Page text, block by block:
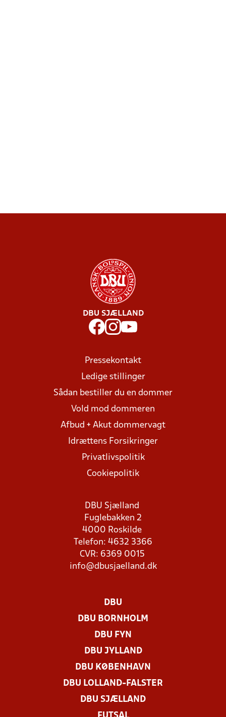
DBU SJÆLLAND
Pressekontakt
Ledige stillinger
Sådan bestiller du en dommer
Vold mod dommeren
Afbud + Akut dommervagt
Idrættens Forsikringer
Privatlivspolitik
Cookiepolitik
DBU Sjælland
Fuglebakken 2
4000 Roskilde
Telefon: 4632 3366
CVR: 6369 0015
info@dbusjaelland.dk
DBU
DBU BORNHOLM
DBU FYN
DBU JYLLAND
DBU KØBENHAVN
DBU LOLLAND-FALSTER
DBU SJÆLLAND